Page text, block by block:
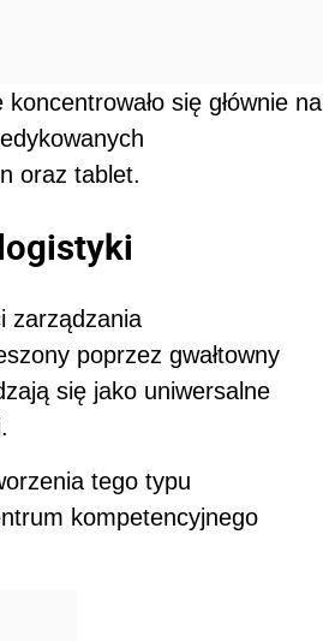
się głównie na
oraz tablet.
zarządzania
poprzez gwałtowny
się jako uniwersalne
tego typu
kompetencyjnego